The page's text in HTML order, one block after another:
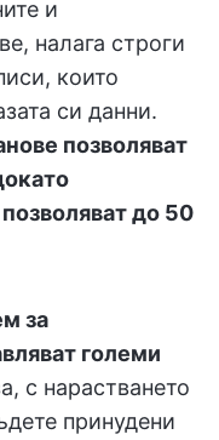
и
налага строги
които
си данни.
позволяват
до 50
за
големи
с нарастването
принудени